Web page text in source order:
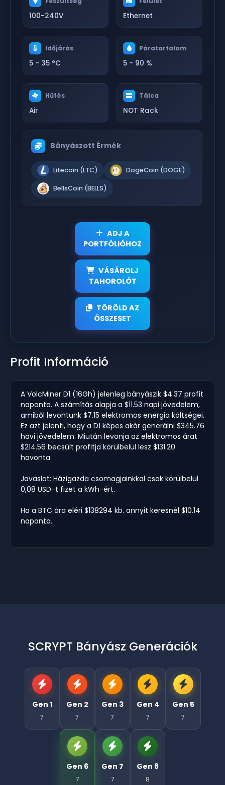
100-240V Ethernet
Időjárás
5 - 35 °C
Páratartalom
5 - 90 %
Hűtés
Air
Tálca
NOT Rack
Bányászott Érmék
Litecoin (LTC) DogeCoin (DOGE)
BellsCoin (BELLS)
ADJ A
PORTFÓLIÓHOZ
VÁSÁROLJ
TAHOROLÓT
TÖRÖLD AZ
ÖSSZESET
Profit Információ
A VolcMiner D1 (16Gh) jelenleg bányászik $4.37 profit
naponta. A számítás alapja a $11.53 napi jövedelem,
amiből levontunk $7.15 elektromos energia költségei.
Ez azt jelenti, hogy a D1 képes akár generálni $345.76
havi jövedelem. Miután levonja az elektromos árat
$214.56 becsült profitja körülbelül lesz $131.20
havonta.
Javaslat: Házigazda csomagjainkkal csak körülbelül
0,08 USD-t fizet a kWh-ért.
Ha a BTC ára eléri $138294 kb. annyit keresnél $10.14
naponta.
SCRYPT Bányász Generációk
Gen 1
7
Gen 2
7
Gen 3
7
Gen 4
7
Gen 5
7
Gen 6
7
Gen 7
7
Gen 8
8